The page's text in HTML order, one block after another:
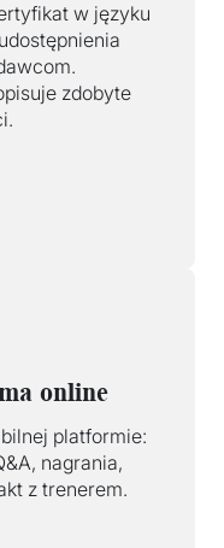
w języku
zdobyte
online
platformie:
nagrania,
z trenerem.